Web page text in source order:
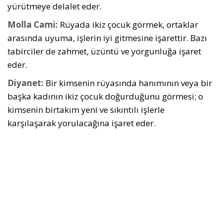
yürütmeye delalet eder.
Molla Cami: Rüyada ikiz çocuk görmek, ortaklar
arasında uyuma, işlerin iyi gitmesine işarettir. Bazı
tabirciler de zahmet, üzüntü ve yorgunluğa işaret
eder.
Diyanet: Bir kimsenin rüyasında hanımının veya bir
başka kadının ikiz çocuk doğurduğunu görmesi; o
kimsenin birtakım yeni ve sıkıntılı işlerle
karşılaşarak yorulacağına işaret eder.